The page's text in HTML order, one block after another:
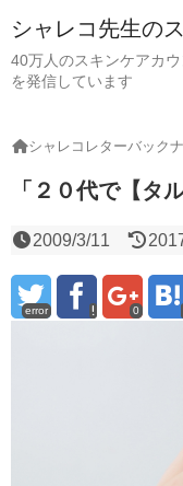
シャレコ先生の
40万人のスキンケアカ
を発信しています
シャレコレターバック
「２０代で【タ
2009/3/11
error 0